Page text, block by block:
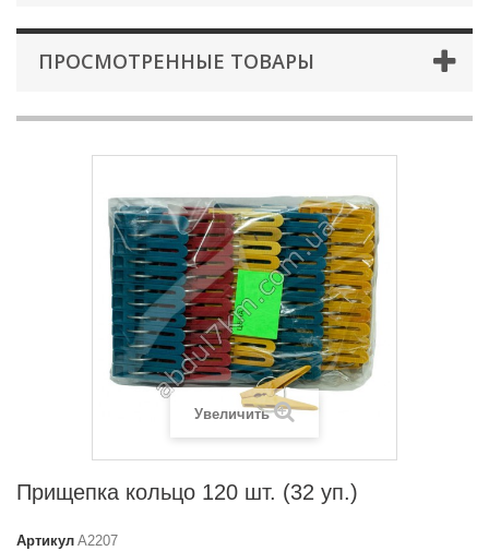
ПРОСМОТРЕННЫЕ ТОВАРЫ
Увеличить
Прищепка кольцо 120 шт. (32 уп.)
Артикул A2207